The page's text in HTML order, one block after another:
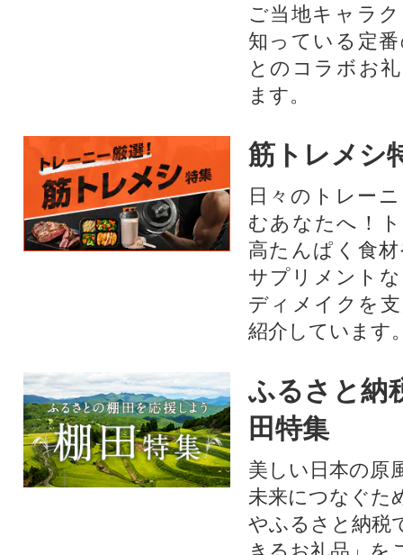
ご当地キャラ
知っている定
とのコラボお
ます。​
筋トレメシ
日々のトレー
むあなたへ！
高たんぱく食
サプリメント
ディメイクを
紹介しています
ふるさと納
田特集
美しい日本の原
未来につなぐた
やふるさと納税